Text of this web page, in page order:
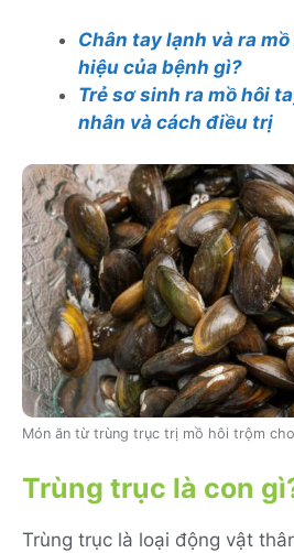
Chân tay lạnh và ra
hiệu của bệnh gì?
Trẻ sơ sinh ra mồ hôi
nhân và cách điều trị
Món ăn từ trùng trục trị mồ hôi trộm
Trùng trục là con
Trùng trục là loại động vật